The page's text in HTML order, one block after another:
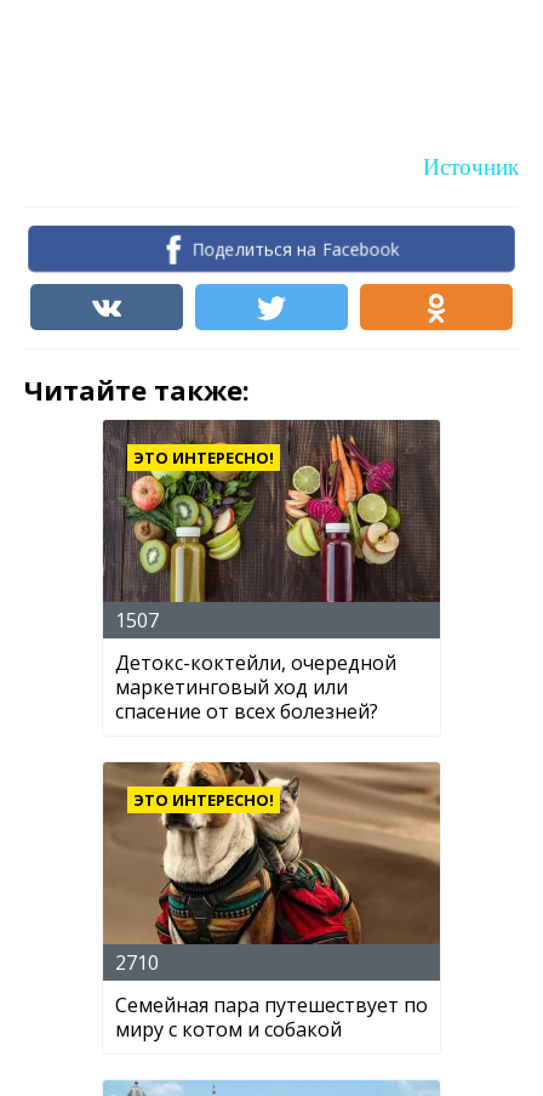
Источник
Поделиться на Facebook
Читайте также:
ЭТО ИНТЕРЕСНО!
1507
Детокс-коктейли, очередной
маркетинговый ход или
спасение от всех болезней?
ЭТО ИНТЕРЕСНО!
2710
Семейная пара путешествует по
миру с котом и собакой